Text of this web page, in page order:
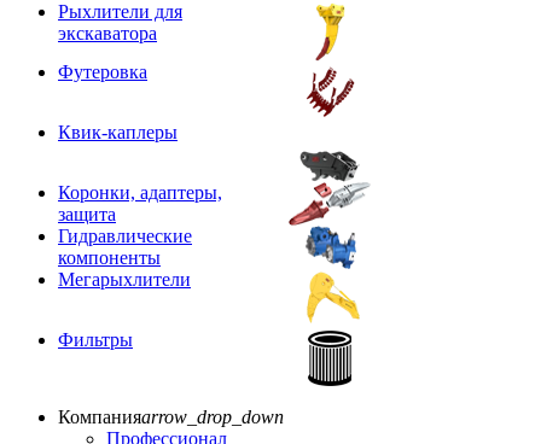
Рыхлители для
экскаватора
Футеровка
Квик-каплеры
Коронки, адаптеры,
защита
Гидравлические
компоненты
Мегарыхлители
Фильтры
Компанияarrow_drop_down
Профессионал